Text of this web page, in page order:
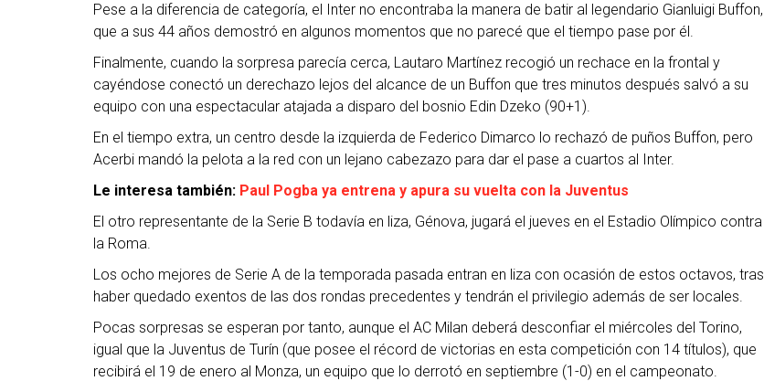
Pese a la diferencia de categoría, el Inter no encontraba la manera de batir al legendario Gianluigi Buffon,
que a sus 44 años demostró en algunos momentos que no parecé que el tiempo pase por él.
Finalmente, cuando la sorpresa parecía cerca, Lautaro Martínez recogió un rechace en la frontal y
cayéndose conectó un derechazo lejos del alcance de un Buffon que tres minutos después salvó a su
equipo con una espectacular atajada a disparo del bosnio Edin Dzeko (90+1).
En el tiempo extra, un centro desde la izquierda de Federico Dimarco lo rechazó de puños Buffon, pero
Acerbi mandó la pelota a la red con un lejano cabezazo para dar el pase a cuartos al Inter.
Le interesa también: Paul Pogba ya entrena y apura su vuelta con la Juventus
El otro representante de la Serie B todavía en liza, Génova, jugará el jueves en el Estadio Olímpico contra
la Roma.
Los ocho mejores de Serie A de la temporada pasada entran en liza con ocasión de estos octavos, tras
haber quedado exentos de las dos rondas precedentes y tendrán el privilegio además de ser locales.
Pocas sorpresas se esperan por tanto, aunque el AC Milan deberá desconfiar el miércoles del Torino,
igual que la Juventus de Turín (que posee el récord de victorias en esta competición con 14 títulos), que
recibirá el 19 de enero al Monza, un equipo que lo derrotó en septiembre (1-0) en el campeonato.